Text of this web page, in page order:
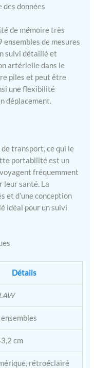
données
de mémoire très
ensembles de mesures
suivi détaillé et
artérielle dans le
piles et peut être
une flexibilité
déplacement.
transport, ce qui le
portabilité est un
fréquemment
leur santé. La
et d’une conception
idéal pour un suivi
Détails
cm
rétroéclairé